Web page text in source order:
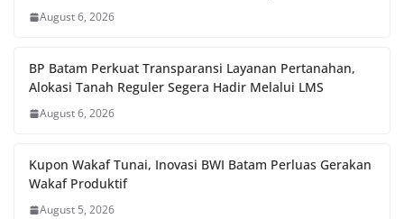
August 6, 2026
BP Batam Perkuat Transparansi Layanan Pertanahan,
Alokasi Tanah Reguler Segera Hadir Melalui LMS
August 6, 2026
Kupon Wakaf Tunai, Inovasi BWI Batam Perluas Gerakan
Wakaf Produktif
August 5, 2026